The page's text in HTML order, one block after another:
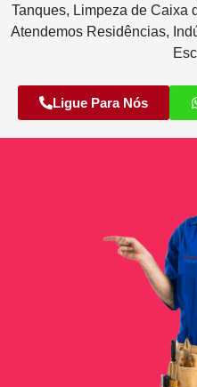
Tanques, Limpeza de Caixa
Atendemos Residências,
Ligue Para Nós